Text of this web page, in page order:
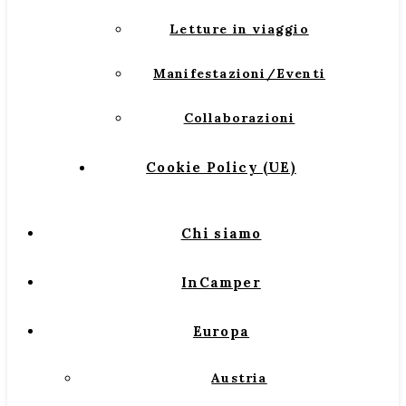
Letture in viaggio
Manifestazioni/Eventi
Collaborazioni
Cookie Policy (UE)
Chi siamo
InCamper
Europa
Austria